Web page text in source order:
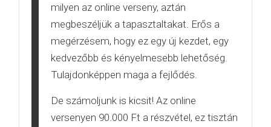
milyen az online verseny, aztán
megbeszéljük a tapasztaltakat. Erős a
megérzésem, hogy ez egy új kezdet, egy
kedvezőbb és kényelmesebb lehetőség.
Tulajdonképpen maga a fejlődés.
De számoljunk is kicsit! Az online
versenyen 90.000 Ft a részvétel, ez tisztán